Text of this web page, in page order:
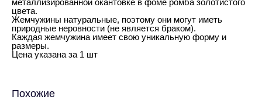
металлизированной окантовке в фоме ромба золотистого
цвета.
Жемчужины натуральные, поэтому они могут иметь
природные неровности (не является браком).
Каждая жемчужина имеет свою уникальную форму и
размеры.
Цена указана за 1 шт
Похожие